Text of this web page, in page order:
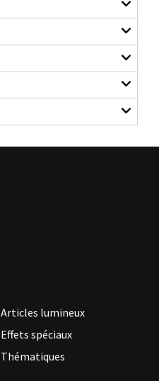
Articles lumineux
Effets spéciaux
Thématiques